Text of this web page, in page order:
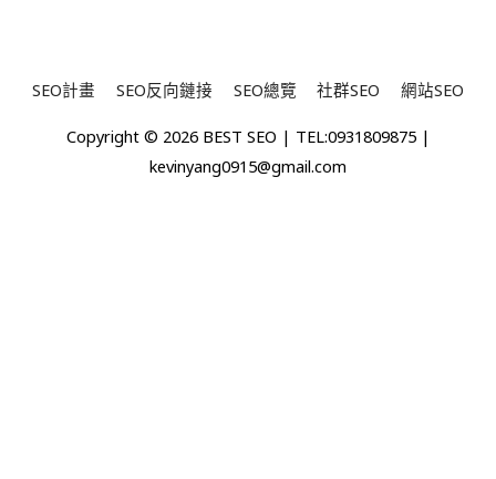
SEO計畫 SEO反向鏈接 SEO總覽 社群SEO 網站SEO
Copyright © 2026 BEST SEO | TEL:0931809875 |
kevinyang0915@gmail.com